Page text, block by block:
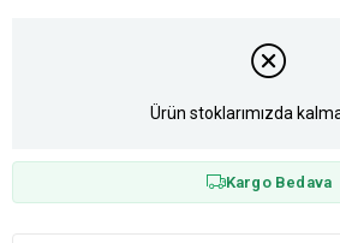
Ürün stoklarımızda
Kargo Bedava